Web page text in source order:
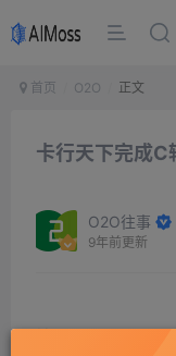
首页 O2O 正文
卡行天下完成C
O2O往事
9年前更新